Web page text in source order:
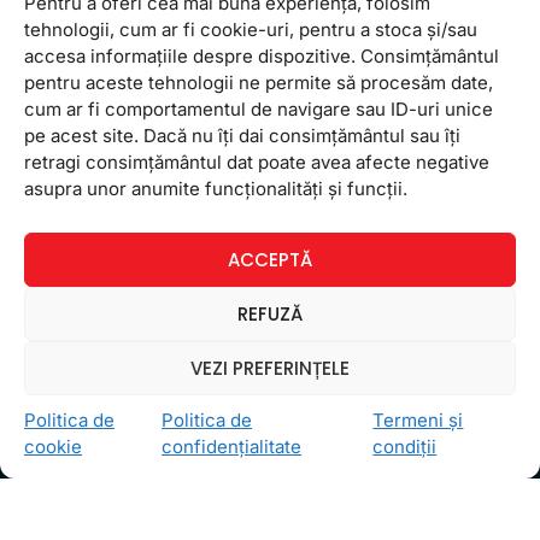
tehnologii, cum ar fi cookie-uri, pentru a stoca și/sau
accesa informațiile despre dispozitive. Consimțământul
pentru aceste tehnologii ne permite să procesăm date,
cum ar fi comportamentul de navigare sau ID-uri unice
pe acest site. Dacă nu îți dai consimțământul sau îți
retragi consimțământul dat poate avea afecte negative
asupra unor anumite funcționalități și funcții.
ACCEPTĂ
REFUZĂ
VEZI PREFERINȚELE
Politica de
cookie
Politica de
confidențialitate
Termeni și
condiții
Ceea ce ne ghidează pe toţi cei din echipa FollowMe
este motto-ulÎnvaţă zâmbind. Vrem să realizăm asta
Locații
FollowMe Vitan